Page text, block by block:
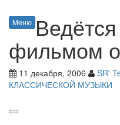
Меню
фильмом
11 декабря, 2006 SR'
КЛАССИЧЕСКОЙ МУЗЫКИ